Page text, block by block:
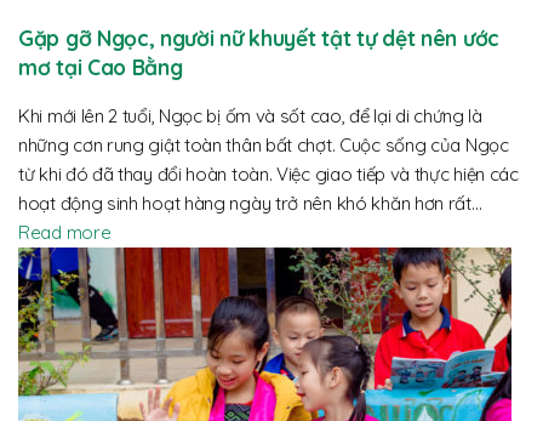
Gặp gỡ Ngọc, người nữ khuyết tật tự dệt nên ước
mơ tại Cao Bằng
Khi mới lên 2 tuổi, Ngọc bị ốm và sốt cao, để lại di chứng là
những cơn rung giật toàn thân bất chợt. Cuộc sống của Ngọc
từ khi đó đã thay đổi hoàn toàn. Việc giao tiếp và thực hiện các
hoạt động sinh hoạt hàng ngày trở nên khó khăn hơn rất…
Read more